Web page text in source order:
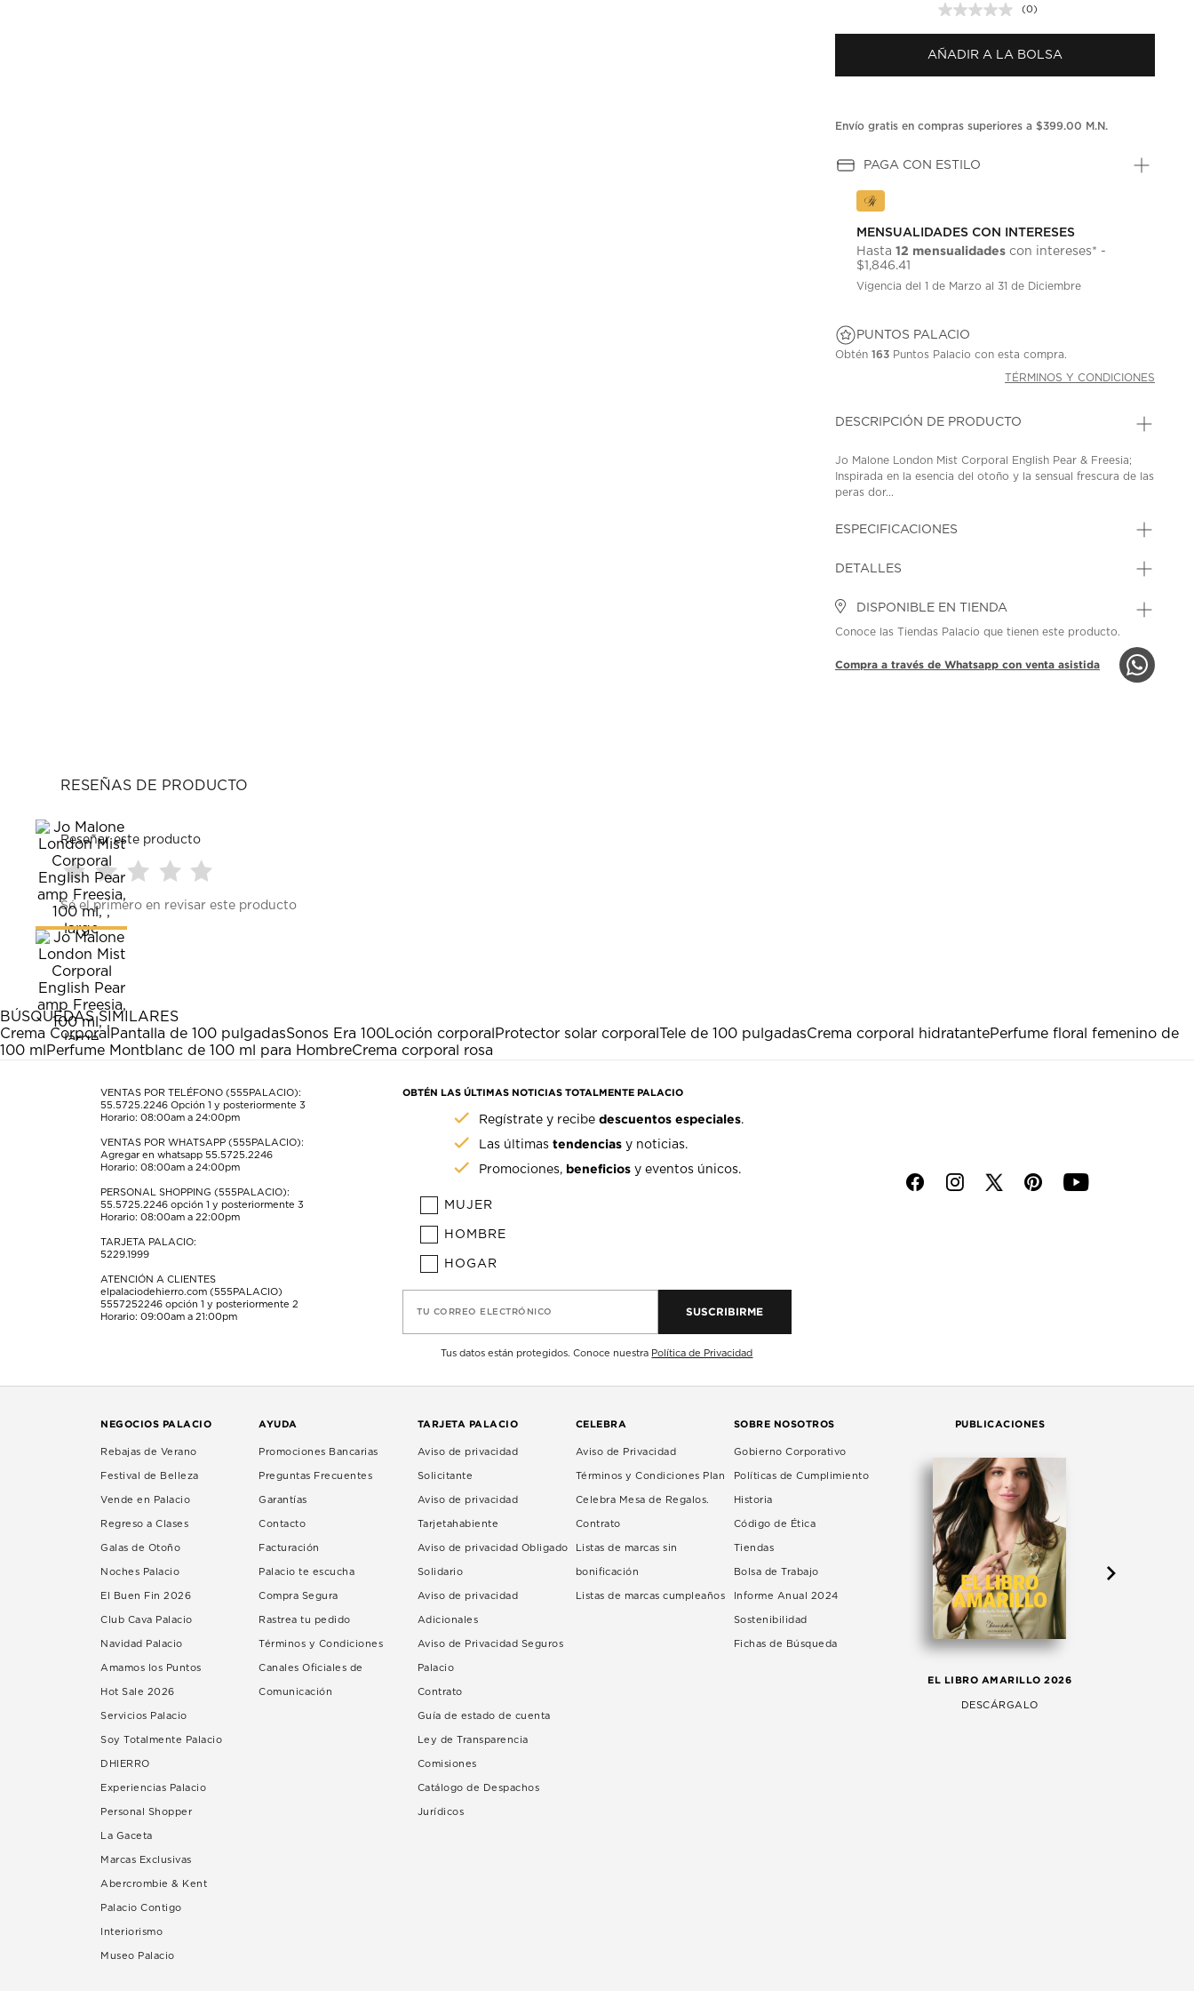
Sin
puntuación.
en
la
(0)
AÑADIR A LA BOLSA
Envío gratis en compras superiores a $399.00 M.N.
PAGA CON ESTILO
MENSUALIDADES CON INTERESES
Hasta12 mensualidades con intereses* -
$1,846.41
Vigencia del 1 de Marzo al 31 de Diciembre
PUNTOS PALACIO
Obtén163 Puntos Palacio con esta compra.
TÉRMINOS Y CONDICIONES
DESCRIPCIÓN DE PRODUCTO
Jo Malone London Mist Corporal English Pear & Freesia;
Inspirada en la esencia del otoño y la sensual frescura de las
peras dor...
ESPECIFICACIONES
DETALLES
DISPONIBLE EN TIENDA
Conoce las Tiendas Palacio que tienen este producto.
Compra a través de Whatsapp con venta asistida
RESEÑAS DE PRODUCTO
Reseñar este producto
Seleccionar
para
calificar
el
artículo
con
1
estrella
Esta
acción
abrirá
formulario
Seleccionar
para
calificar
el
artículo
con
2
estrellas.
Esta
acción
abrirá
formulario
de
para
calificar
el
artículo
estrellas.
Esta
acción
abrirá
formulario
de
para
estrellas.
Esta
acción
abrirá
formulario
de
para
Esta
acción
abrirá
formulario
de
envío.
Sé el primero en revisar este producto
BÚSQUEDAS SIMILARES
Crema Corporal Pantalla de 100 pulgadasSonos Era 100Loción corporal Protector solar corporal Tele de 100 pulgadasCrema corporal hidratantePerfume floral femenino de
100 ml Perfume Montblanc de 100 ml para HombreCrema corporal rosa
VENTAS POR TELÉFONO (555PALACIO):
55.5725.2246 Opción 1 y posteriormente 3
Horario: 08:00am a 24:00pm
VENTAS POR WHATSAPP (555PALACIO):
Agregar en whatsapp 55.5725.2246
Horario: 08:00am a 24:00pm
PERSONAL SHOPPING (555PALACIO):
55.5725.2246 opción 1 y posteriormente 3
Horario: 08:00am a 22:00pm
TARJETA PALACIO:
5229.1999
ATENCIÓN A CLIENTES
elpalaciodehierro.com (555PALACIO)
5557252246 opción 1 y posteriormente 2
Horario: 09:00am a 21:00pm
OBTÉN LAS ÚLTIMAS NOTICIAS TOTALMENTE PALACIO
Regístrate y recibedescuentos especiales.
Las últimastendencias y noticias.
Promociones, beneficios y eventos únicos.
MUJER
HOMBRE
HOGAR
TU CORREO ELECTRÓNICO SUSCRIBIRME
Tus datos están protegidos. Conoce nuestra Política de Privacidad
f i p y
NEGOCIOS PALACIO
Rebajas de Verano
Festival de Belleza
Vende en Palacio
Regreso a Clases
Galas de Otoño
Noches Palacio
El Buen Fin 2026
Club Cava Palacio
Navidad Palacio
Amamos los Puntos
Hot Sale 2026
Servicios Palacio
Soy Totalmente Palacio
DHIERRO
Experiencias Palacio
Personal Shopper
La Gaceta
Marcas Exclusivas
Abercrombie & Kent
Palacio Contigo
Interiorismo
Museo Palacio
AYUDA
Promociones Bancarias
Preguntas Frecuentes
Garantías
Contacto
Facturación
Palacio te escucha
Compra Segura
Rastrea tu pedido
Términos y Condiciones
Canales Oficiales de
Comunicación
TARJETA PALACIO
Aviso de privacidad
Solicitante
Aviso de privacidad
Tarjetahabiente
Aviso de privacidad Obligado
Solidario
Aviso de privacidad
Adicionales
Aviso de Privacidad Seguros
Palacio
Contrato
Guía de estado de cuenta
Ley de Transparencia
Comisiones
Catálogo de Despachos
Jurídicos
CELEBRA
Aviso de Privacidad
Términos y Condiciones Plan
Celebra Mesa de Regalos.
Contrato
Listas de marcas sin
bonificación
Listas de marcas cumpleaños
SOBRE NOSOTROS
Gobierno Corporativo
Políticas de Cumplimiento
Historia
Código de Ética
Tiendas
Bolsa de Trabajo
Informe Anual 2024
Sostenibilidad
Fichas de Búsqueda
PUBLICACIONES
EL LIBRO AMARILLO 2026
DESCÁRGALO